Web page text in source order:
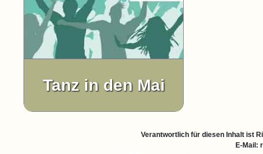
Tanz in den Mai
Verantwortlich für diesen Inhalt ist
E-Mail: